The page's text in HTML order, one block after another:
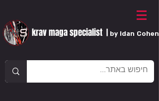
krav maga specialist by Idan Cohen